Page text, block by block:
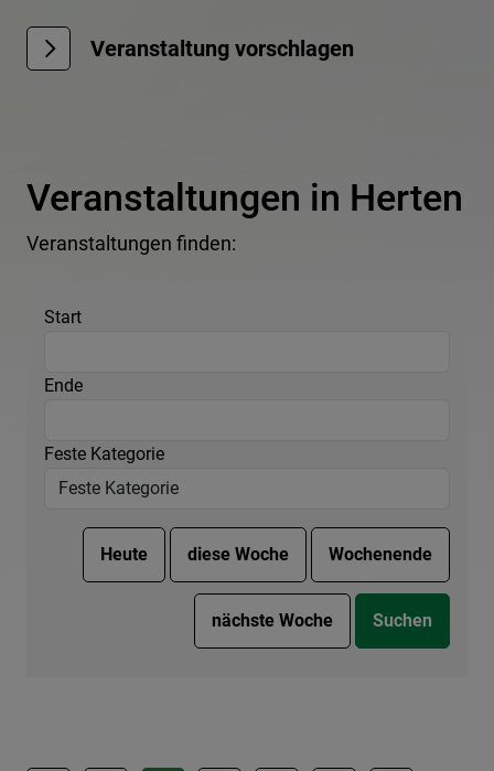
Veranstaltung vorschlagen
Veranstaltungen in Herten
Veranstaltungen finden:
Start
Ende
Feste Kategorie